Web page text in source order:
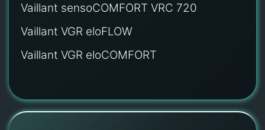
Vaillant sensoCOMFORT VRC 720
Vaillant VGR eloFLOW
Vaillant VGR eloCOMFORT